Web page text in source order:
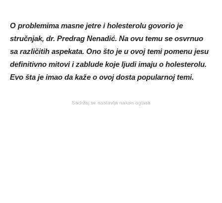
O problemima masne jetre i holesterolu govorio je
stručnjak, dr. Predrag Nenadić. Na ovu temu se osvrnuo
sa različitih aspekata. Ono što je u ovoj temi pomenu jesu
definitivno mitovi i zablude koje ljudi imaju o holesterolu.
Evo šta je imao da kaže o ovoj dosta popularnoj temi.
Sadržaj se nastavlja nakon oglasa